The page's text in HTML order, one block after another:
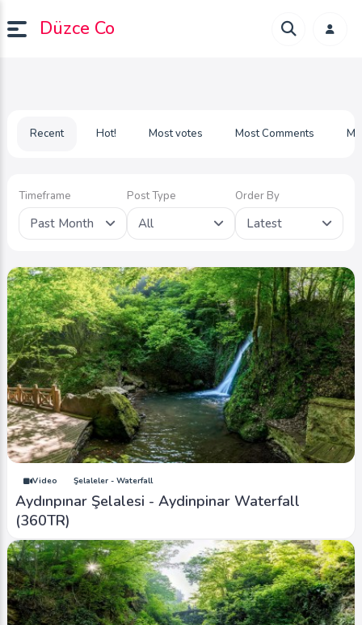
Düzce Co
Recent Hot! Most votes Most Comments
Timeframe
Past Month
Post Type
All
Order By
Latest
Video Şelaleler - Waterfall
Aydınpınar Şelalesi - Aydinpinar Waterfall
(360TR)